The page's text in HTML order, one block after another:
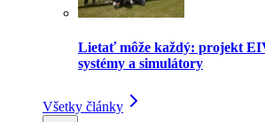
Lietať môže každý: projekt
systémy a simulátory
Všetky články